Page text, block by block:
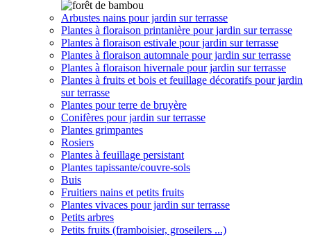
Arbustes nains pour jardin sur terrasse
Plantes à floraison printanière pour jardin sur terrasse
Plantes à floraison estivale pour jardin sur terrasse
Plantes à floraison automnale pour jardin sur terrasse
Plantes à floraison hivernale pour jardin sur terrasse
Plantes à fruits et bois et feuillage décoratifs pour jardin
sur terrasse
Plantes pour terre de bruyère
Conifères pour jardin sur terrasse
Plantes grimpantes
Rosiers
Plantes à feuillage persistant
Plantes tapissante/couvre-sols
Buis
Fruitiers nains et petits fruits
Plantes vivaces pour jardin sur terrasse
Petits arbres
Petits fruits (framboisier, groseilers ...)